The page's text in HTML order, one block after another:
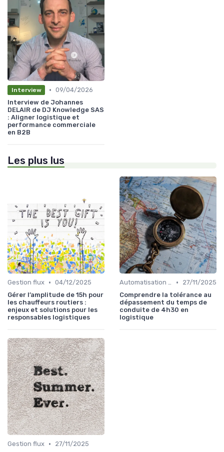
Interview • 09/04/2026
Interview de Johannes
DELAIR de DJ Knowledge SAS
: Aligner logistique et
performance commerciale
en B2B
Les plus lus
Gestion flux • 04/12/2025
Gérer l’amplitude de 15h pour
les chauffeurs routiers :
enjeux et solutions pour les
responsables logistiques
Automatisation processus •
27/11/2025
Comprendre la tolérance au
dépassement du temps de
conduite de 4h30 en
logistique
Gestion flux •
27/11/2025